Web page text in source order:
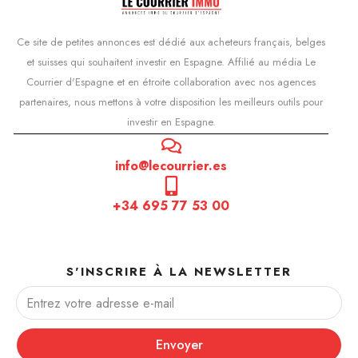
Ce site de petites annonces est dédié aux acheteurs français, belges
et suisses qui souhaitent investir en Espagne. Affilié au média Le
Courrier d'Espagne et en étroite collaboration avec nos agences
partenaires, nous mettons à votre disposition les meilleurs outils pour
investir en Espagne.
info@lecourrier.es
+34 695 77 53 00
S'INSCRIRE À LA NEWSLETTER
Envoyer